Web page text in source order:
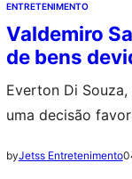
ENTRETENIMENTO
Valdemiro
de bens
Everton Di
uma decisão
ligadas à Igreja
byJetss Entretenimento